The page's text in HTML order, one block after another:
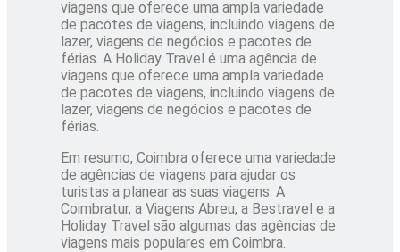
viagens que oferece uma ampla variedade
de pacotes de viagens, incluindo viagens de
lazer, viagens de negócios e pacotes de
férias. A Holiday Travel é uma agência de
viagens que oferece uma ampla variedade
de pacotes de viagens, incluindo viagens de
lazer, viagens de negócios e pacotes de
férias.
Em resumo, Coimbra oferece uma variedade
de agências de viagens para ajudar os
turistas a planear as suas viagens. A
Coimbratur, a Viagens Abreu, a Bestravel e a
Holiday Travel são algumas das agências de
viagens mais populares em Coimbra.